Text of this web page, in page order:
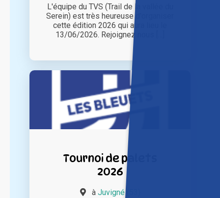
L'équipe du TVS (Trail de la vallée du
Serein) est très heureuse d'organiser
cette édition 2026 qui aura lieu le
13/06/2026. Rejoignez nous [...]
Tournoi de palets
2026
à Juvigné (53)